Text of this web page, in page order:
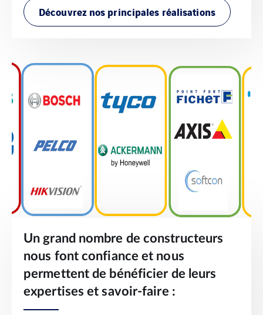
Découvrez nos principales réalisations
Un grand nombre de constructeurs
nous font confiance et nous
permettent de bénéficier de leurs
expertises et savoir-faire :